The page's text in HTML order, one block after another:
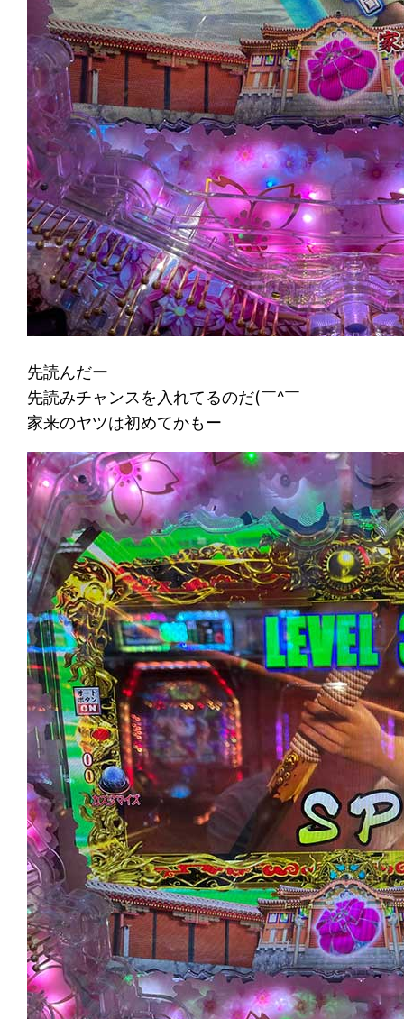
先読んだー
先読みチャンスを入れてるのだ(￣^￣ゞ
家来のヤツは初めてかもー